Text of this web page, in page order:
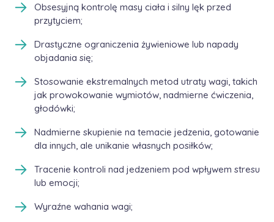
Obsesyjną kontrolę masy ciała i silny lęk przed
przytyciem;
Drastyczne ograniczenia żywieniowe lub napady
objadania się;
Stosowanie ekstremalnych metod utraty wagi, takich
jak prowokowanie wymiotów, nadmierne ćwiczenia,
głodówki;
Nadmierne skupienie na temacie jedzenia, gotowanie
dla innych, ale unikanie własnych posiłków;
Tracenie kontroli nad jedzeniem pod wpływem stresu
lub emocji;
Wyraźne wahania wagi;